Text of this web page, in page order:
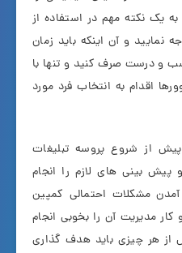
به یک نکته مهم در استفاده از
نمایید و آن اینکه باید زمان
و درست صرف کنید و تنها با
اقدام به انتخاب فرد مورد
از شروع پروسه تبلیغات
و پیش بینی های لازم را انجام
مشکلات احتمالی کمپین
کار مدیریت آن را بخوبی انجام
از هر چیزی باید هدف گذاری